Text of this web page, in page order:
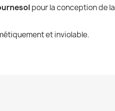
pour la conception de la
et inviolable.